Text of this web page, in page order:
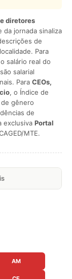
diretores
da jornada sinaliza
de
Para
salário real do
salarial
Para CEOs,
, o Índice de
gênero
de
exclusiva Portal
MTE.
AM